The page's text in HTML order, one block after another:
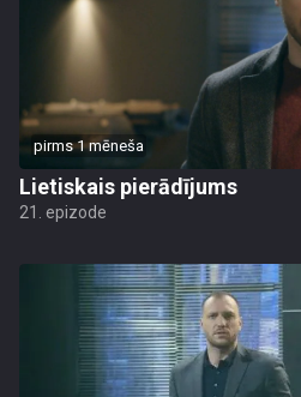
pirms 1 mēneša
Lietiskais pierādījums
21. epizode